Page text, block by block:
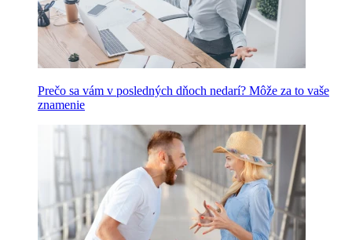
Prečo sa vám v posledných dňoch nedarí? Môže za to vaše
znamenie